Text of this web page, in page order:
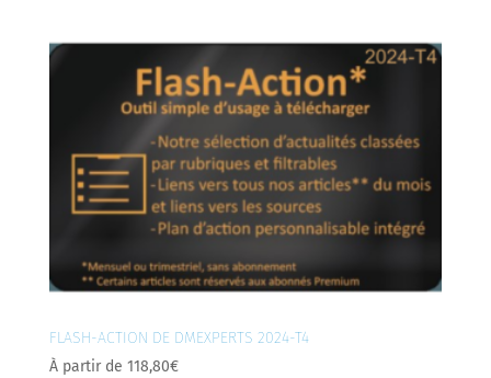
FLASH-ACTION DE DMEXPERTS 2024-T4
À partir de 118,80€